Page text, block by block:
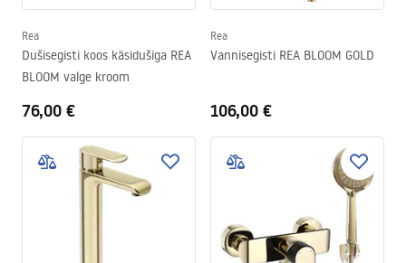
Rea
Dušisegisti koos käsidušiga REA
BLOOM valge kroom
76,00 €
Rea
Vannisegisti REA BLOOM GOLD
106,00 €